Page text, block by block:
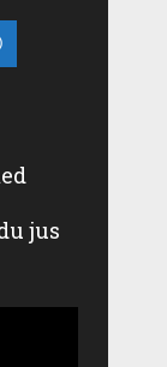
jus